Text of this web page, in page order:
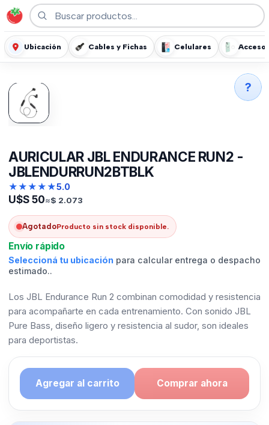
Ubicación Cables y Fichas Celulares
AURICULAR JBL ENDURANCE RUN2 -
JBLENDURRUN2BTBLK
★★★★★5.0
U$S50≈$ 2.073
AgotadoProducto sin stock disponible.
Envío rápido
Seleccioná tu ubicación para calcular entrega o despacho
estimado..
Los JBL Endurance Run 2 combinan comodidad y resistencia
para acompañarte en cada entrenamiento. Con sonido JBL
Pure Bass, diseño ligero y resistencia al sudor, son ideales
para deportistas.
Agregar al carrito Comprar ahora
?